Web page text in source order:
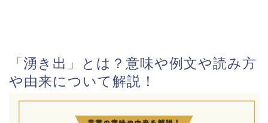
「湧き出」とは？意味や例文や読み方
や由来について解説！